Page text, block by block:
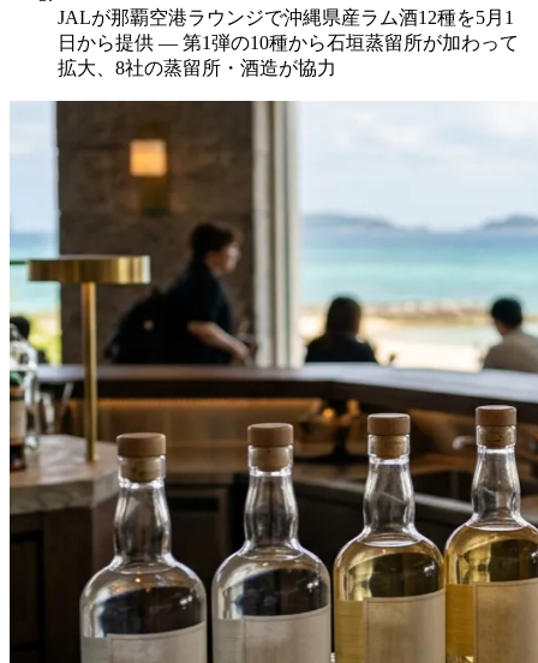
JALが那覇空港ラウンジで沖縄県産ラム酒12種を5月1
日から提供 ― 第1弾の10種から石垣蒸留所が加わって
拡大、8社の蒸留所・酒造が協力